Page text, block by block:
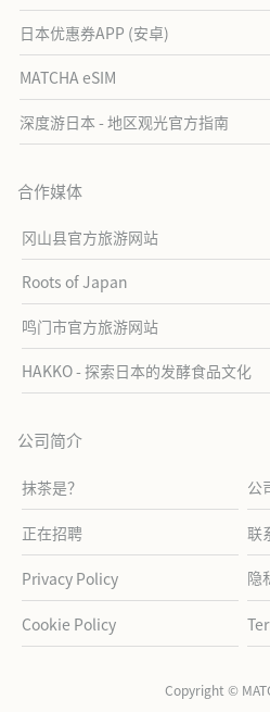
日本优惠券APP (安卓)
MATCHA eSIM
深度游日本 - 地区观光官方指南
合作媒体
冈山县官方旅游网站
Roots of Japan
鸣门市官方旅游网站
HAKKO - 探索日本的发酵食品文化
公司简介
抹茶是？ 公
正在招聘 联
Privacy Policy 隐
Cookie Policy
Copyright ©